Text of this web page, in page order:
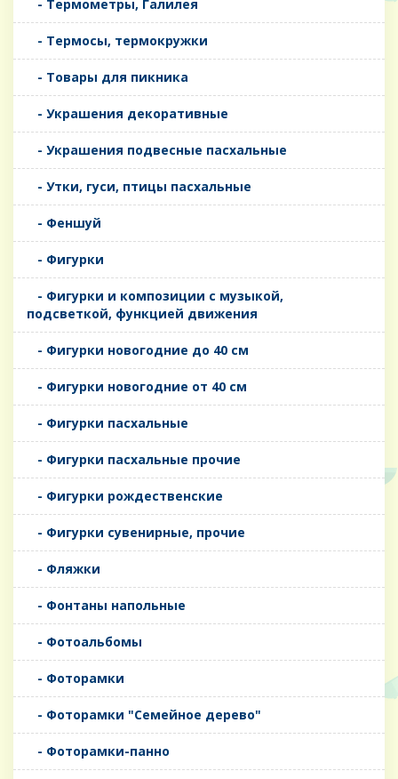
- Термометры, Галилея
- Термосы, термокружки
- Товары для пикника
- Украшения декоративные
- Украшения подвесные пасхальные
- Утки, гуси, птицы пасхальные
- Феншуй
- Фигурки
- Фигурки и композиции с музыкой,
подсветкой, функцией движения
- Фигурки новогодние до 40 см
- Фигурки новогодние от 40 см
- Фигурки пасхальные
- Фигурки пасхальные прочие
- Фигурки рождественские
- Фигурки сувенирные, прочие
- Фляжки
- Фонтаны напольные
- Фотоальбомы
- Фоторамки
- Фоторамки "Семейное дерево"
- Фоторамки-панно